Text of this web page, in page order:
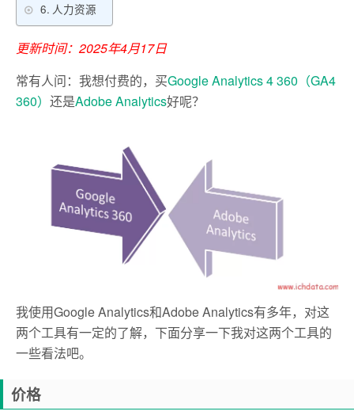
人力资源
更新时间：2025年4月17日
常有人问：我想付费的，买Google Analytics 4 360（GA4
360） 还是Adobe Analytics好呢？
我使用Google Analytics和Adobe Analytics有多年，对这
两个工具有一定的了解，下面分享一下我对这两个工具的
一些看法吧。
价格